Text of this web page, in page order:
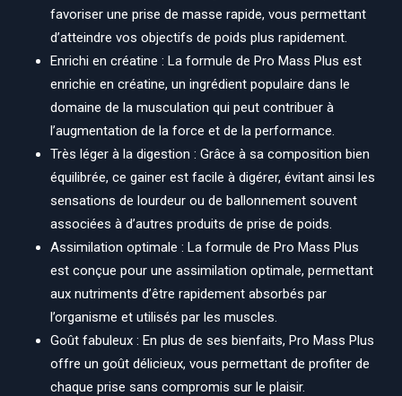
favoriser une prise de masse rapide, vous permettant
d’atteindre vos objectifs de poids plus rapidement.
Enrichi en créatine : La formule de Pro Mass Plus est
enrichie en créatine, un ingrédient populaire dans le
domaine de la musculation qui peut contribuer à
l’augmentation de la force et de la performance.
Très léger à la digestion : Grâce à sa composition bien
équilibrée, ce gainer est facile à digérer, évitant ainsi les
sensations de lourdeur ou de ballonnement souvent
associées à d’autres produits de prise de poids.
Assimilation optimale : La formule de Pro Mass Plus
est conçue pour une assimilation optimale, permettant
aux nutriments d’être rapidement absorbés par
l’organisme et utilisés par les muscles.
Goût fabuleux : En plus de ses bienfaits, Pro Mass Plus
offre un goût délicieux, vous permettant de profiter de
chaque prise sans compromis sur le plaisir.